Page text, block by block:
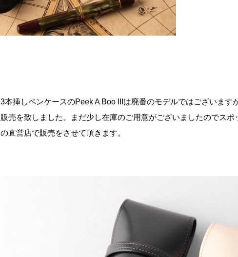
3本挿しペンケースのPeek A Boo IIIは廃番のモデルではございます
販売を致しました。まだ少し在庫のご用意がございましたのでス
の直営店で販売をさせて頂きます。